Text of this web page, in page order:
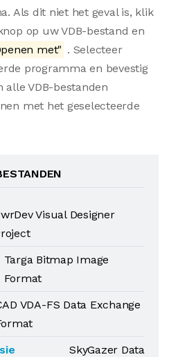
Als dit niet het geval is, klik
op uw VDB-bestand en
met" . Selecteer
programma en bevestig
VDB-bestanden
met het geselecteerde
Visual Designer
Targa Bitmap Image
Format
VDA-FS Data Exchange
SkyGazer Data